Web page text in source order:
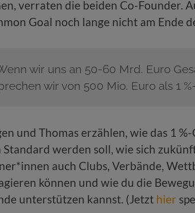
verraten die beiden Co-Founder.
Goal noch lange nicht am Ende
wir uns an 50-60 Mrd. Euro
wir von 500 Mio. Euro als 1
und Thomas erzählen, wie das 1
Standard werden soll, wie sich
auch Clubs, Verbände,
können und wie du die
unterstützen kannst. (Jetzt hier